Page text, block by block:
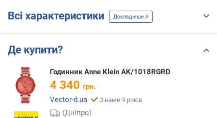
Всі характеристики Докладніше
Де купити?
Годинник Anne Klein AK/1018RGRD
4 340 грн.
Vector-d.ua
З нами 9 років
(Дніпро)